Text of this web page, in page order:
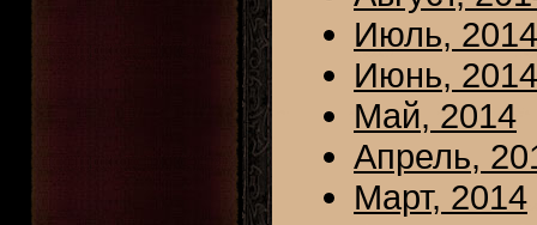
Июль, 2014
Июнь, 2014
Май, 2014
Апрель,
Март, 2014